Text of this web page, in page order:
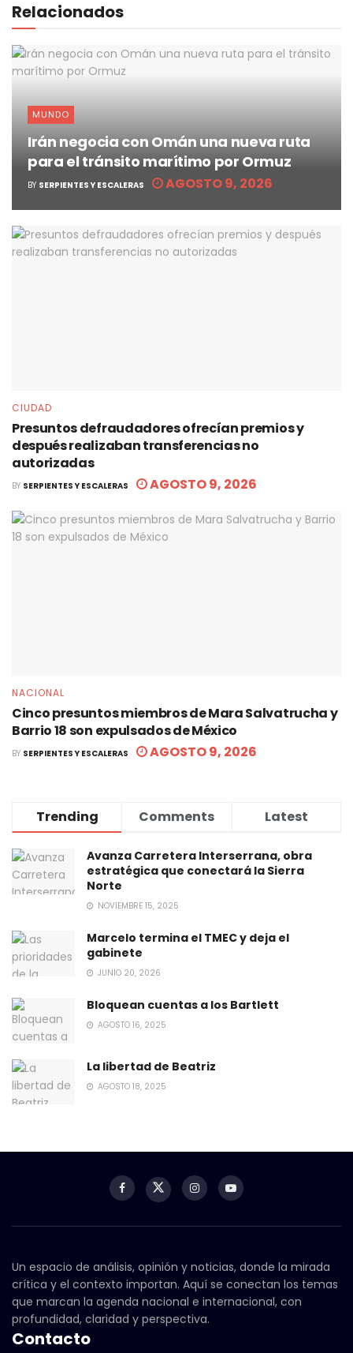
Relacionados
MUNDO
Irán negocia con Omán una nueva ruta
para el tránsito marítimo por Ormuz
BY SERPIENTES Y ESCALERAS AGOSTO 9, 2026
CIUDAD
Presuntos defraudadores ofrecían premios y
después realizaban transferencias no
autorizadas
BY SERPIENTES Y ESCALERAS AGOSTO 9, 2026
NACIONAL
Cinco presuntos miembros de Mara Salvatrucha y
Barrio 18 son expulsados de México
BY SERPIENTES Y ESCALERAS AGOSTO 9, 2026
Trending Comments Latest
Avanza Carretera Interserrana, obra
estratégica que conectará la Sierra
Norte
NOVIEMBRE 15, 2025
Marcelo termina el TMEC y deja el
gabinete
JUNIO 20, 2026
Bloquean cuentas a los Bartlett
AGOSTO 16, 2025
La libertad de Beatriz
AGOSTO 18, 2025
Un espacio de análisis, opinión y noticias, donde la mirada
crítica y el contexto importan. Aquí se conectan los temas
que marcan la agenda nacional e internacional, con
profundidad, claridad y perspectiva.
Contacto